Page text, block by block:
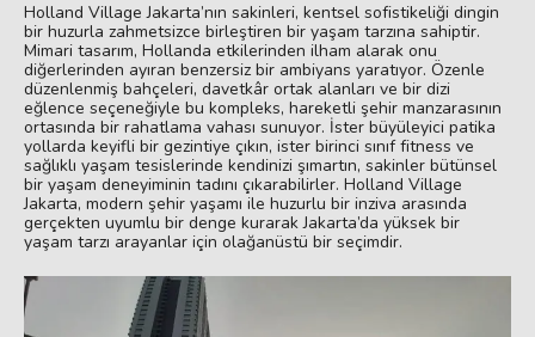
Holland Village Jakarta’nın sakinleri, kentsel sofistikeliği dingin
bir huzurla zahmetsizce birleştiren bir yaşam tarzına sahiptir.
Mimari tasarım, Hollanda etkilerinden ilham alarak onu
diğerlerinden ayıran benzersiz bir ambiyans yaratıyor. Özenle
düzenlenmiş bahçeleri, davetkâr ortak alanları ve bir dizi
eğlence seçeneğiyle bu kompleks, hareketli şehir manzarasının
ortasında bir rahatlama vahası sunuyor. İster büyüleyici patika
yollarda keyifli bir gezintiye çıkın, ister birinci sınıf fitness ve
sağlıklı yaşam tesislerinde kendinizi şımartın, sakinler bütünsel
bir yaşam deneyiminin tadını çıkarabilirler. Holland Village
Jakarta, modern şehir yaşamı ile huzurlu bir inziva arasında
gerçekten uyumlu bir denge kurarak Jakarta’da yüksek bir
yaşam tarzı arayanlar için olağanüstü bir seçimdir.